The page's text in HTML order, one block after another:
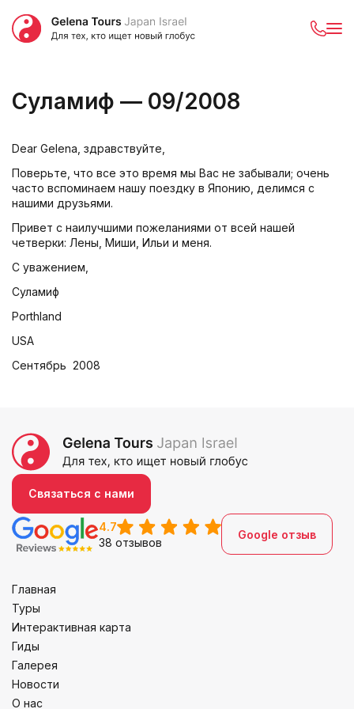
Суламиф — 09/2008
Dear Gelena, здравствуйте,
Поверьте, что все это время мы Вас не забывали; очень
часто вспоминаем нашу поездку в Японию, делимся с
нашими друзьями.
Привет с наилучшими пожеланиями от всей нашей
четверки: Лены, Миши, Ильи и меня.
С уважением,
Суламиф
Porthland
USA
Сентябрь 2008
Связаться с нами
4.7
38 отзывов
Google отзыв
Главная
Туры
Интерактивная карта
Гиды
Галерея
Новости
О нас